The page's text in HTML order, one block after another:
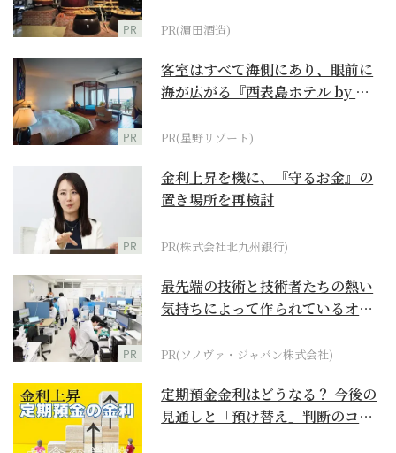
PR PR(濵田酒造)
PR
客室はすべて海側にあり、眼前に
海が広がる『西表島ホテル by 星
PR(星野リゾート)
PR
金利上昇を機に、『守るお金』の
置き場所を再検討
PR(株式会社北九州銀行)
PR
最先端の技術と技術者たちの熱い
気持ちによって作られているオー
PR(ソノヴァ・ジャパン株式会社)
定期預金金利はどうなる？ 今後の
見通しと「預け替え」判断のコツ